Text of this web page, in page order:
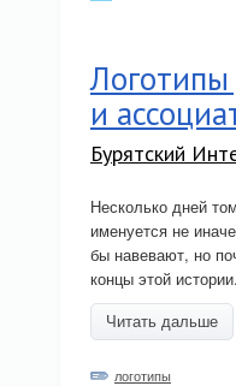
Логотипы
и
Бурятский
Несколько дней
именуется не
бы навевают, но
концы этой истории.
Читать дальше
логотипы